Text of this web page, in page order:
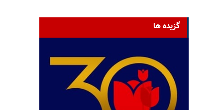
گزیده ها